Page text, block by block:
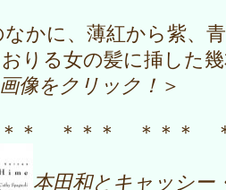
かに、薄紅から紫、
おりる女の髪に挿し
画像をクリック！ ＞
＊ ＊＊＊ ＊＊
本田和とキャッシー